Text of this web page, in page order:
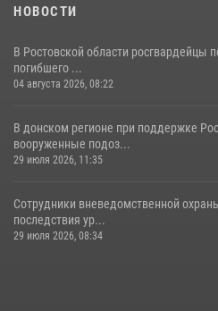
НОВОСТИ
В Ростовской области росгвардейцы
погибшего ...
04 августа 2026, 08:22
В донском регионе при поддержке
вооруженные подоз...
29 июля 2026, 11:35
Сотрудники вневедомственной
последствия ур...
29 июля 2026, 08:34